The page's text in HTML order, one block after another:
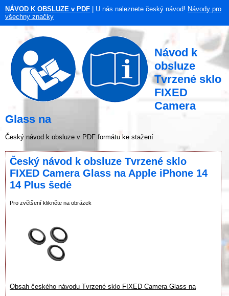
NÁVOD K OBSLUZE v PDF | U nás naleznete český návod! Návody pro
všechny značky
Návod k
obsluze
Tvrzené sklo
FIXED
Camera
Glass na
Český návod k obsluze v PDF formátu ke stažení
Český návod k obsluze Tvrzené sklo
FIXED Camera Glass na Apple iPhone 14
14 Plus šedé
Pro zvětšení klikněte na obrázek
Obsah českého návodu Tvrzené sklo FIXED Camera Glass na